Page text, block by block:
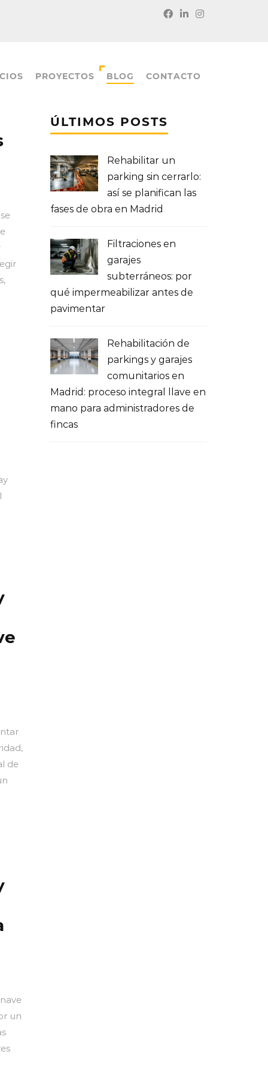
PROYECTOS BLOG CONTACTO
de
un
ÚLTIMOS POSTS
Rehabilitar un
parking sin cerrarlo:
así se planifican las
fases de obra en Madrid
Filtraciones en
garajes
subterráneos: por
qué impermeabilizar antes de
pavimentar
Rehabilitación de
parkings y garajes
comunitarios en
Madrid: proceso integral llave en
mano para administradores de
fincas